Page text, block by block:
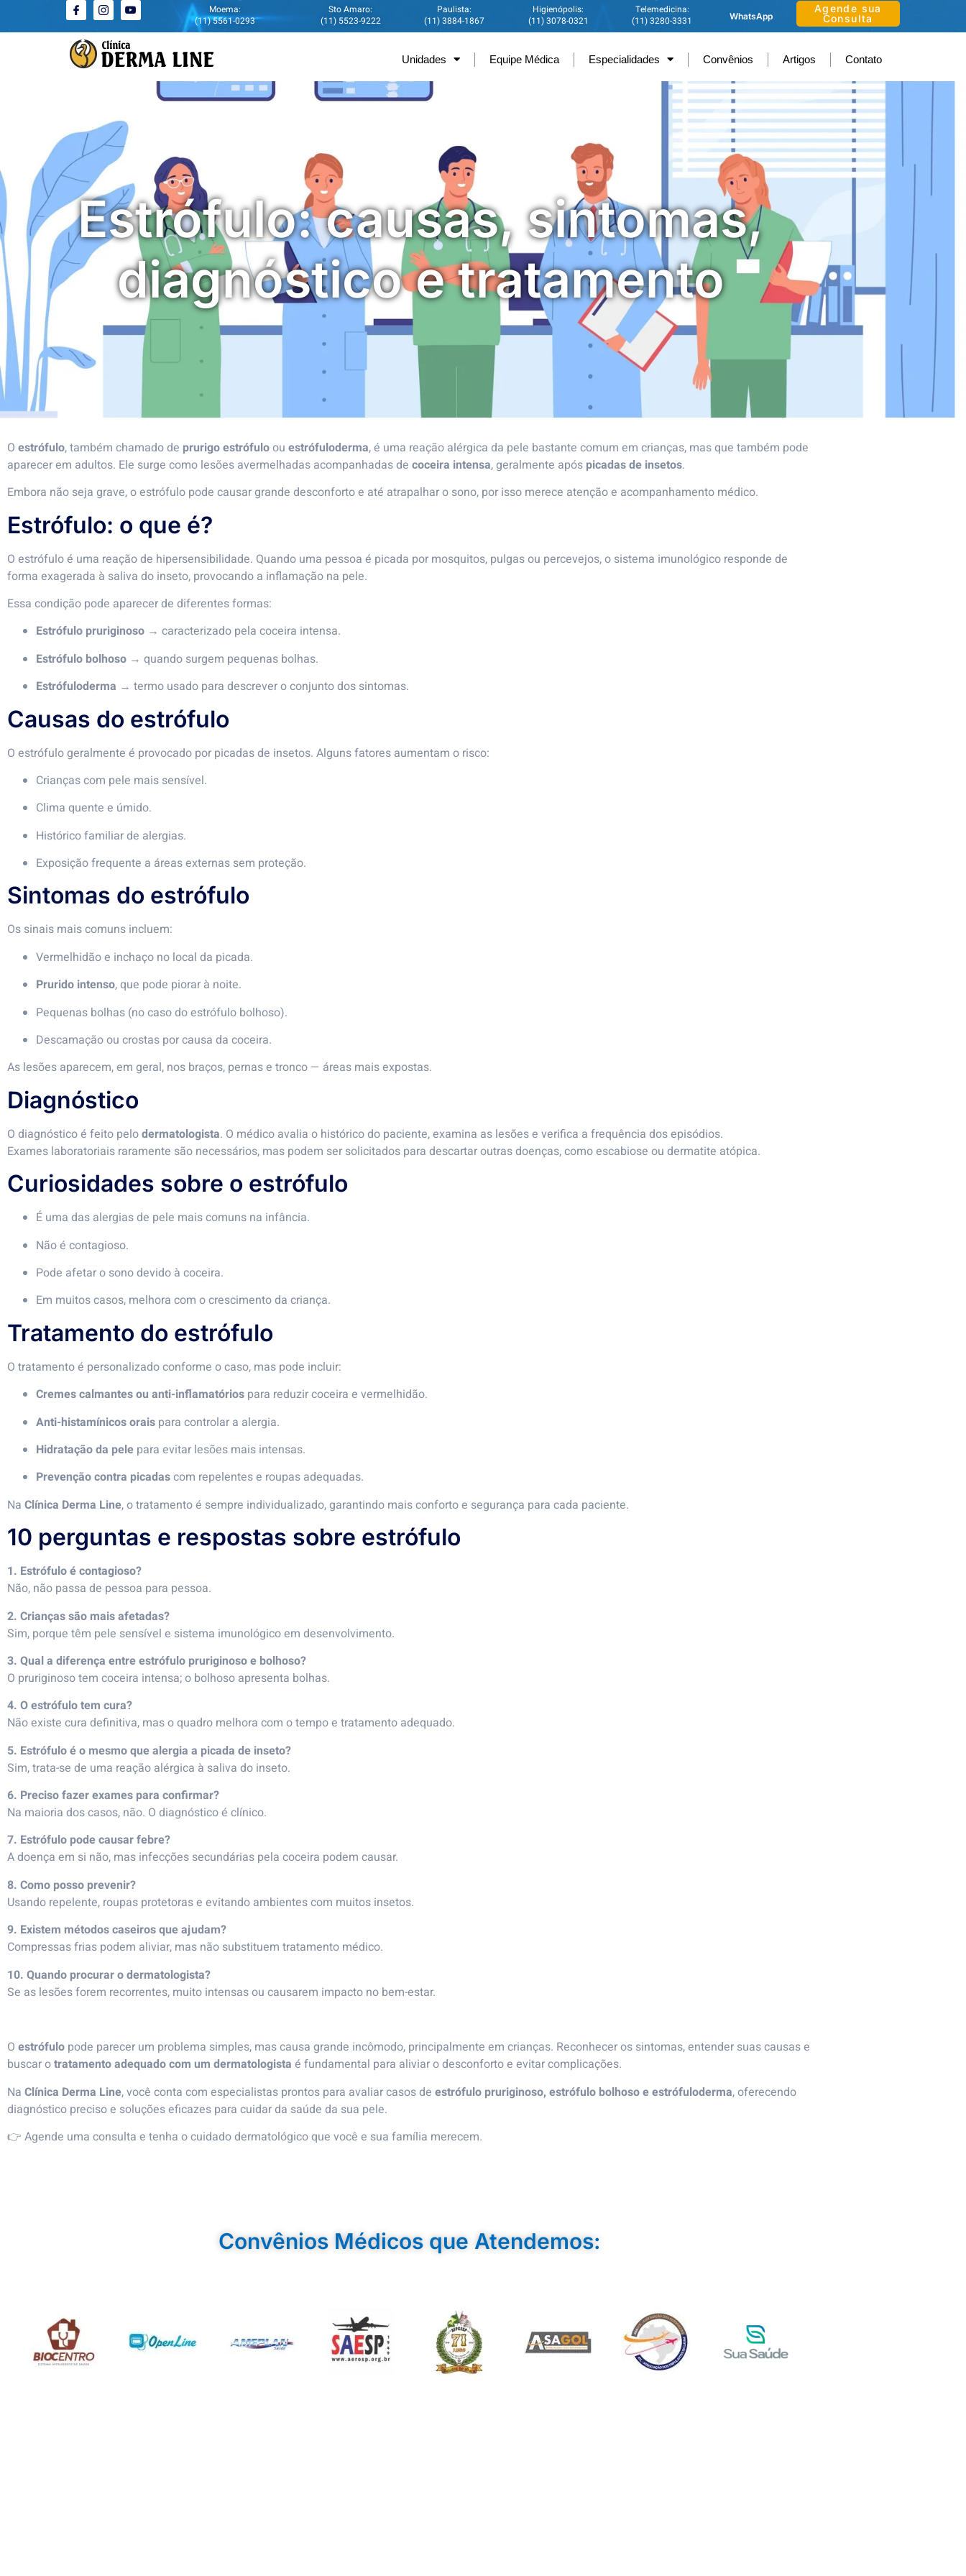
Moema:
(11) 5561-0293
Sto Amaro:
(11) 5523-9222
Paulista:
(11) 3884-1867
Higienópolis:
(11) 3078-0321
Telemedicina:
(11) 3280-3331
WhatsApp
Agende sua
Consulta
Unidades Equipe Médica Especialidades Convênios Artigos Contato
Estrófulo: causas, sintomas,
diagnóstico e tratamento
O estrófulo, também chamado de prurigo estrófuloou estrófuloderma, é uma reação alérgica da pele bastante comum em crianças, mas que também pode
aparecer em adultos. Ele surge como lesões avermelhadas acompanhadas de coceira intensa, geralmente após picadas de insetos.
Embora não seja grave, o estrófulo pode causar grande desconforto e até atrapalhar o sono, por isso merece atenção e acompanhamento médico.
Estrófulo: o que é?
O estrófulo é uma reação de hipersensibilidade. Quando uma pessoa é picada por mosquitos, pulgas ou percevejos, o sistema imunológico responde de
forma exagerada à saliva do inseto, provocando a inflamação na pele.
Essa condição pode aparecer de diferentes formas:
Estrófulo pruriginoso → caracterizado pela coceira intensa.
Estrófulo bolhoso → quando surgem pequenas bolhas.
Estrófuloderma → termo usado para descrever o conjunto dos sintomas.
Causas do estrófulo
O estrófulo geralmente é provocado por picadas de insetos. Alguns fatores aumentam o risco:
Crianças com pele mais sensível.
Clima quente e úmido.
Histórico familiar de alergias.
Exposição frequente a áreas externas sem proteção.
Sintomas do estrófulo
Os sinais mais comuns incluem:
Vermelhidão e inchaço no local da picada.
Prurido intenso, que pode piorar à noite.
Pequenas bolhas (no caso do estrófulo bolhoso).
Descamação ou crostas por causa da coceira.
As lesões aparecem, em geral, nos braços, pernas e tronco — áreas mais expostas.
Diagnóstico
O diagnóstico é feito pelodermatologista. O médico avalia o histórico do paciente, examina as lesões e verifica a frequência dos episódios.
Exames laboratoriais raramente são necessários, mas podem ser solicitados para descartar outras doenças, como escabiose ou dermatite atópica.
Curiosidades sobre o estrófulo
É uma das alergias de pele mais comuns na infância.
Não é contagioso.
Pode afetar o sono devido à coceira.
Em muitos casos, melhora com o crescimento da criança.
Tratamento do estrófulo
O tratamento é personalizado conforme o caso, mas pode incluir:
Cremes calmantes ou anti-inflamatórios para reduzir coceira e vermelhidão.
Anti-histamínicos orais para controlar a alergia.
Hidratação da pele para evitar lesões mais intensas.
Prevenção contra picadascom repelentes e roupas adequadas.
Na Clínica Derma Line, o tratamento é sempre individualizado, garantindo mais conforto e segurança para cada paciente.
10 perguntas e respostas sobre estrófulo
1. Estrófulo é contagioso?
Não, não passa de pessoa para pessoa.
2. Crianças são mais afetadas?
Sim, porque têm pele sensível e sistema imunológico em desenvolvimento.
3. Qual a diferença entre estrófulo pruriginoso e bolhoso?
O pruriginoso tem coceira intensa; o bolhoso apresenta bolhas.
4. O estrófulo tem cura?
Não existe cura definitiva, mas o quadro melhora com o tempo e tratamento adequado.
5. Estrófulo é o mesmo que alergia a picada de inseto?
Sim, trata-se de uma reação alérgica à saliva do inseto.
6. Preciso fazer exames para confirmar?
Na maioria dos casos, não. O diagnóstico é clínico.
7. Estrófulo pode causar febre?
A doença em si não, mas infecções secundárias pela coceira podem causar.
8. Como posso prevenir?
Usando repelente, roupas protetoras e evitando ambientes com muitos insetos.
9. Existem métodos caseiros que ajudam?
Compressas frias podem aliviar, mas não substituem tratamento médico.
10. Quando procurar o dermatologista?
Se as lesões forem recorrentes, muito intensas ou causarem impacto no bem-estar.
O estrófulo pode parecer um problema simples, mas causa grande incômodo, principalmente em crianças. Reconhecer os sintomas, entender suas causas e
buscar otratamento adequado com um dermatologista é fundamental para aliviar o desconforto e evitar complicações.
Na Clínica Derma Line, você conta com especialistas prontos para avaliar casos de estrófulo pruriginoso, estrófulo bolhoso e estrófuloderma, oferecendo
diagnóstico preciso e soluções eficazes para cuidar da saúde da sua pele.
👉 Agende uma consulta e tenha o cuidado dermatológico que você e sua família merecem.
Convênios Médicos que Atendemos: